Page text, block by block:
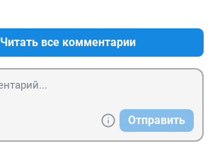
Читать все комментарии
Отправить